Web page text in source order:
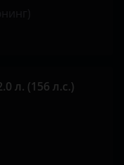
л. (156 л.с.)